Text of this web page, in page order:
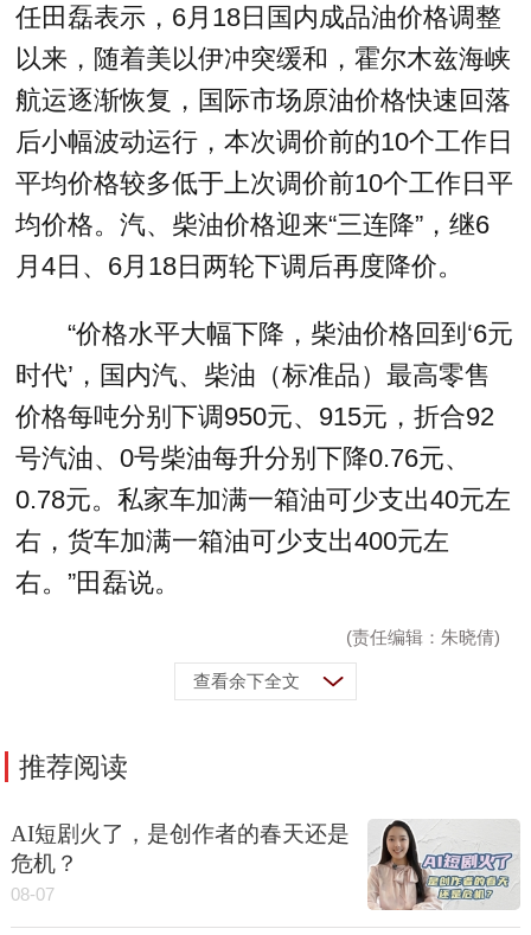
任田磊表示，6月18日国内成品油价格调整
以来，随着美以伊冲突缓和，霍尔木兹海峡
航运逐渐恢复，国际市场原油价格快速回落
后小幅波动运行，本次调价前的10个工作日
平均价格较多低于上次调价前10个工作日平
均价格。汽、柴油价格迎来“三连降”，继6
月4日、6月18日两轮下调后再度降价。
“价格水平大幅下降，柴油价格回到‘6元
时代’，国内汽、柴油（标准品）最高零售
价格每吨分别下调950元、915元，折合92
号汽油、0号柴油每升分别下降0.76元、
0.78元。私家车加满一箱油可少支出40元左
右，货车加满一箱油可少支出400元左
右。”田磊说。
(责任编辑：朱晓倩)
查看余下全文
推荐阅读
AI短剧火了，是创作者的春天还是
危机？
08-07